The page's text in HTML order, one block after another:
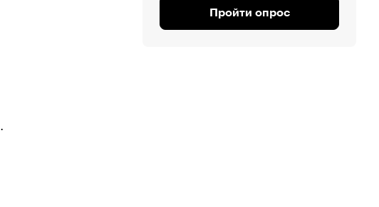
Пройти опрос